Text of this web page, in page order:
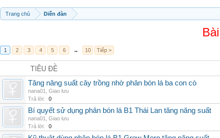
Trang chủ Diễn đàn
1 2 3 4 5 6 → 10 Tiếp >
TIÊU ĐỀ
Tăng năng suất cây trồng nhờ phân bón lá ba con cò
nana01
Giao lưu
Trả lời:
0
Bí quyết sử dụng phân bón lá B1 Thái Lan tăng năng suất
nana01
Giao lưu
Trả lời:
0